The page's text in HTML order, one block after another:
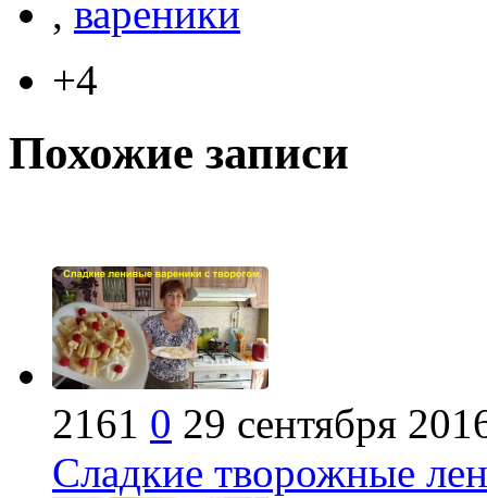
, вареники
+4
Похожие записи
2161 0 29 сентября
Сладкие творожные